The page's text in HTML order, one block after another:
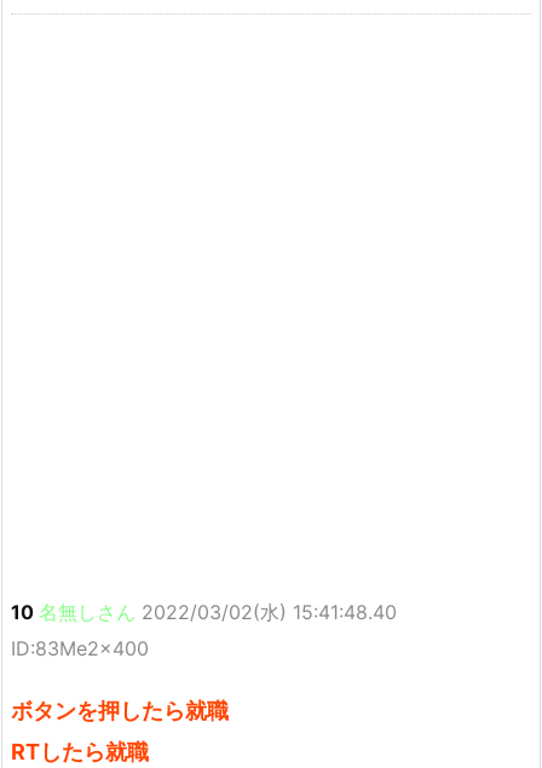
10 名無しさん 2022/03/02(水) 15:41:48.40
ID:83Me2x400
ボタンを押したら就職
RTしたら就職